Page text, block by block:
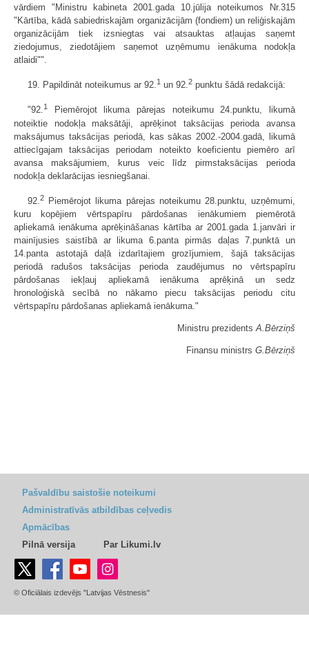
vārdiem "Ministru kabineta 2001.gada 10.jūlija noteikumos Nr.315
"Kārtība, kādā sabiedriskajām organizācijām (fondiem) un reliģiskajām
organizācijām tiek izsniegtas vai atsauktas atļaujas saņemt
ziedojumus, ziedotājiem saņemot uzņēmumu ienākuma nodokļa
atlaidi"".
19. Papildināt noteikumus ar 92.1 un 92.2 punktu šādā redakcijā:
"92.1
Piemērojot likuma pārejas noteikumu 24.punktu, likumā
noteiktie nodokļa maksātāji, aprēķinot taksācijas perioda avansa
maksājumus taksācijas periodā, kas sākas 2002.-2004.gadā, likumā
attiecīgajam taksācijas periodam noteikto koeficientu piemēro arī
avansa maksājumiem, kurus veic līdz pirmstaksācijas perioda
nodokļa deklarācijas iesniegšanai.
92. 2
Piemērojot likuma pārejas noteikumu 28.punktu, uzņēmumi,
kuru kopējiem vērtspapīru pārdošanas ienākumiem piemērotā
apliekamā ienākuma aprēķināšanas kārtība ar 2001.gada 1.janvāri ir
mainījusies saistībā ar likuma 6.panta pirmās daļas 7.punktā un
14.panta astotajā daļā izdarītajiem grozījumiem, šajā taksācijas
periodā radušos taksācijas perioda zaudējumus no vērtspapīru
pārdošanas iekļauj apliekamā ienākuma aprēķinā un sedz
hronoloģiskā secībā no nākamo piecu taksācijas periodu citu
vērtspapīru pārdošanas apliekamā ienākuma."
Ministru prezidents A.Bērziņš
Finansu ministrs G.Bērziņš
Pašvaldību saistošie noteikumi
Administratīvās atbildības ceļvedis
Apmācības
Pilnā versija
Par Likumi.lv
© Oficiālais izdevējs "Latvijas Vēstnesis"